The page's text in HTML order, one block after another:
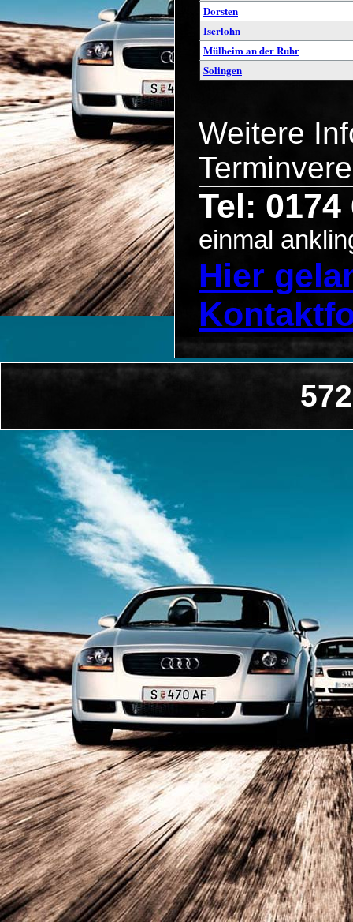
Dorsten
Iserlohn
Mülheim an der Ruhr
Solingen
Weitere
Tel: 0174
einmal
Hier